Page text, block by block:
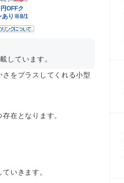
しています。
をプラスしてくれる小型
在となります。
いきます。